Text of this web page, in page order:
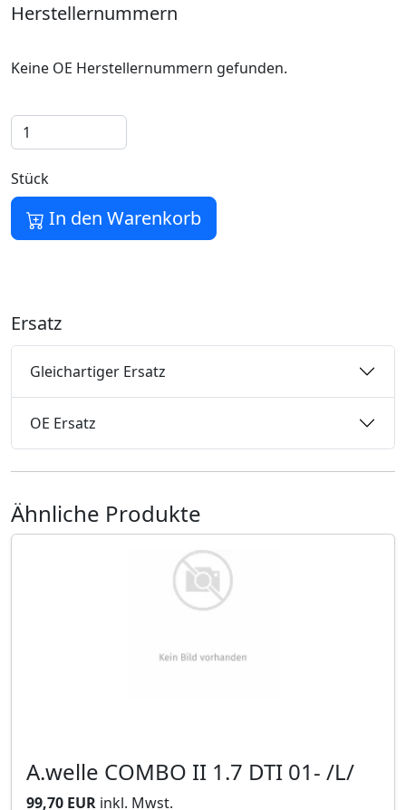
Herstellernummern
Keine OE Herstellernummern gefunden.
Stück
In den Warenkorb
Ersatz
Gleichartiger Ersatz
OE Ersatz
Ähnliche Produkte
A.welle COMBO II 1.7 DTI 01- /L/
99,70 EUR inkl. Mwst.